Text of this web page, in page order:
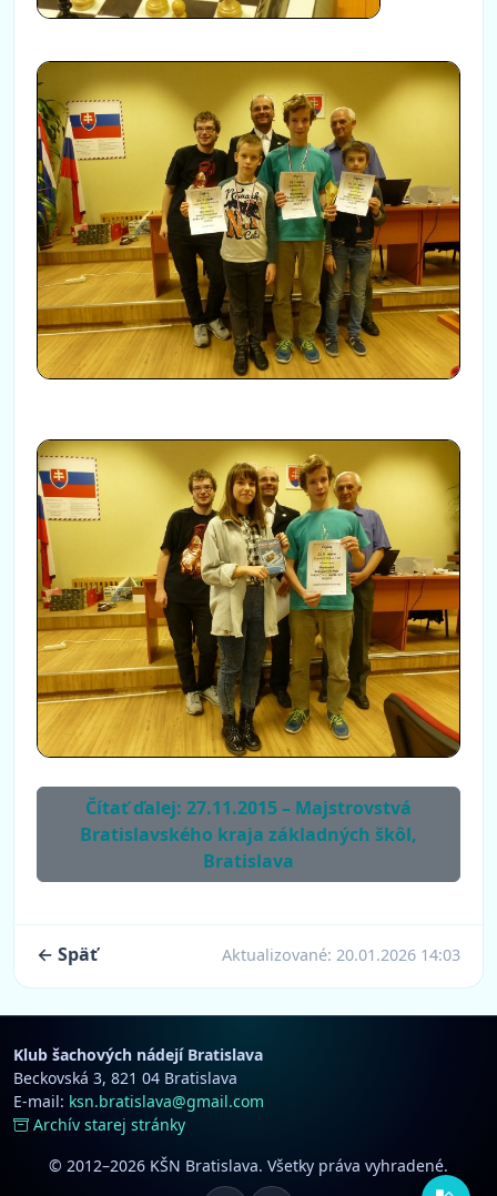
Čítať ďalej: 27.11.2015 – Majstrovstvá
Bratislavského kraja základných škôl,
Bratislava
← Späť Aktualizované: 20.01.2026 14:03
Klub šachových nádejí Bratislava
Beckovská 3, 821 04 Bratislava
E-mail: ksn.bratislava@gmail.com
Archív starej stránky
© 2012–2026 KŠN Bratislava. Všetky práva vyhradené.